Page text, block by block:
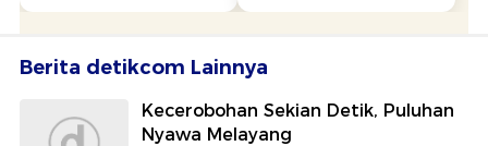
Berita detikcom Lainnya
Kecerobohan Sekian Detik, Puluhan
Nyawa Melayang